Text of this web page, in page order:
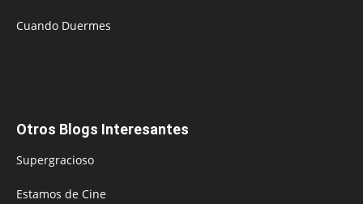
Cuando Duermes
Otros Blogs Interesantes
Supergracioso
Estamos de Cine